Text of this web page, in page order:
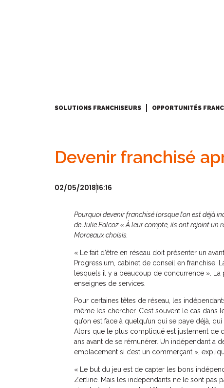
SOLUTIONS FRANCHISEURS OPPORTUNITÉS
Devenir franchisé
02/05/201816:16
Pourquoi devenir franchisé lorsque l’on est déjà
de Julie Falcoz « À leur compte, ils ont rejoint un
Morceaux choisis.
« Le fait d’être en réseau doit présenter un
Progressium, cabinet de conseil en franchise.
lesquels il y a beaucoup de concurrence ».
enseignes de services.
Pour certaines têtes de réseau, les
même les chercher. C’est souvent le cas dans
qu’on est face à quelqu’un qui se paye déjà,
Alors que le plus compliqué est justement de
ans avant de se rémunérer. Un indépendant a
emplacement si c’est un commerçant »,
« Le but du jeu est de capter les bons
Zeitline. Mais les indépendants ne le sont pas